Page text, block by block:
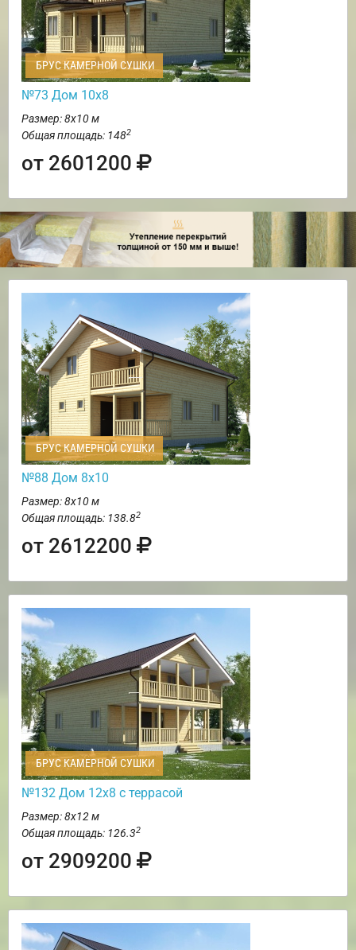
БРУС КАМЕРНОЙ СУШКИ
№73 Дом 10х8
Размер: 8х10 м
Общая площадь: 1482
от 2601200
БРУС КАМЕРНОЙ СУШКИ
№88 Дом 8х10
Размер: 8х10 м
Общая площадь: 138.82
от 2612200
БРУС КАМЕРНОЙ СУШКИ
№132 Дом 12х8 с террасой
Размер: 8х12 м
Общая площадь: 126.32
от 2909200